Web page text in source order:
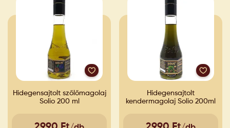
Hidegensajtolt szőlőmagolaj
Solio 200 ml
Hidegensajtolt
kendermagolaj Solio 200ml